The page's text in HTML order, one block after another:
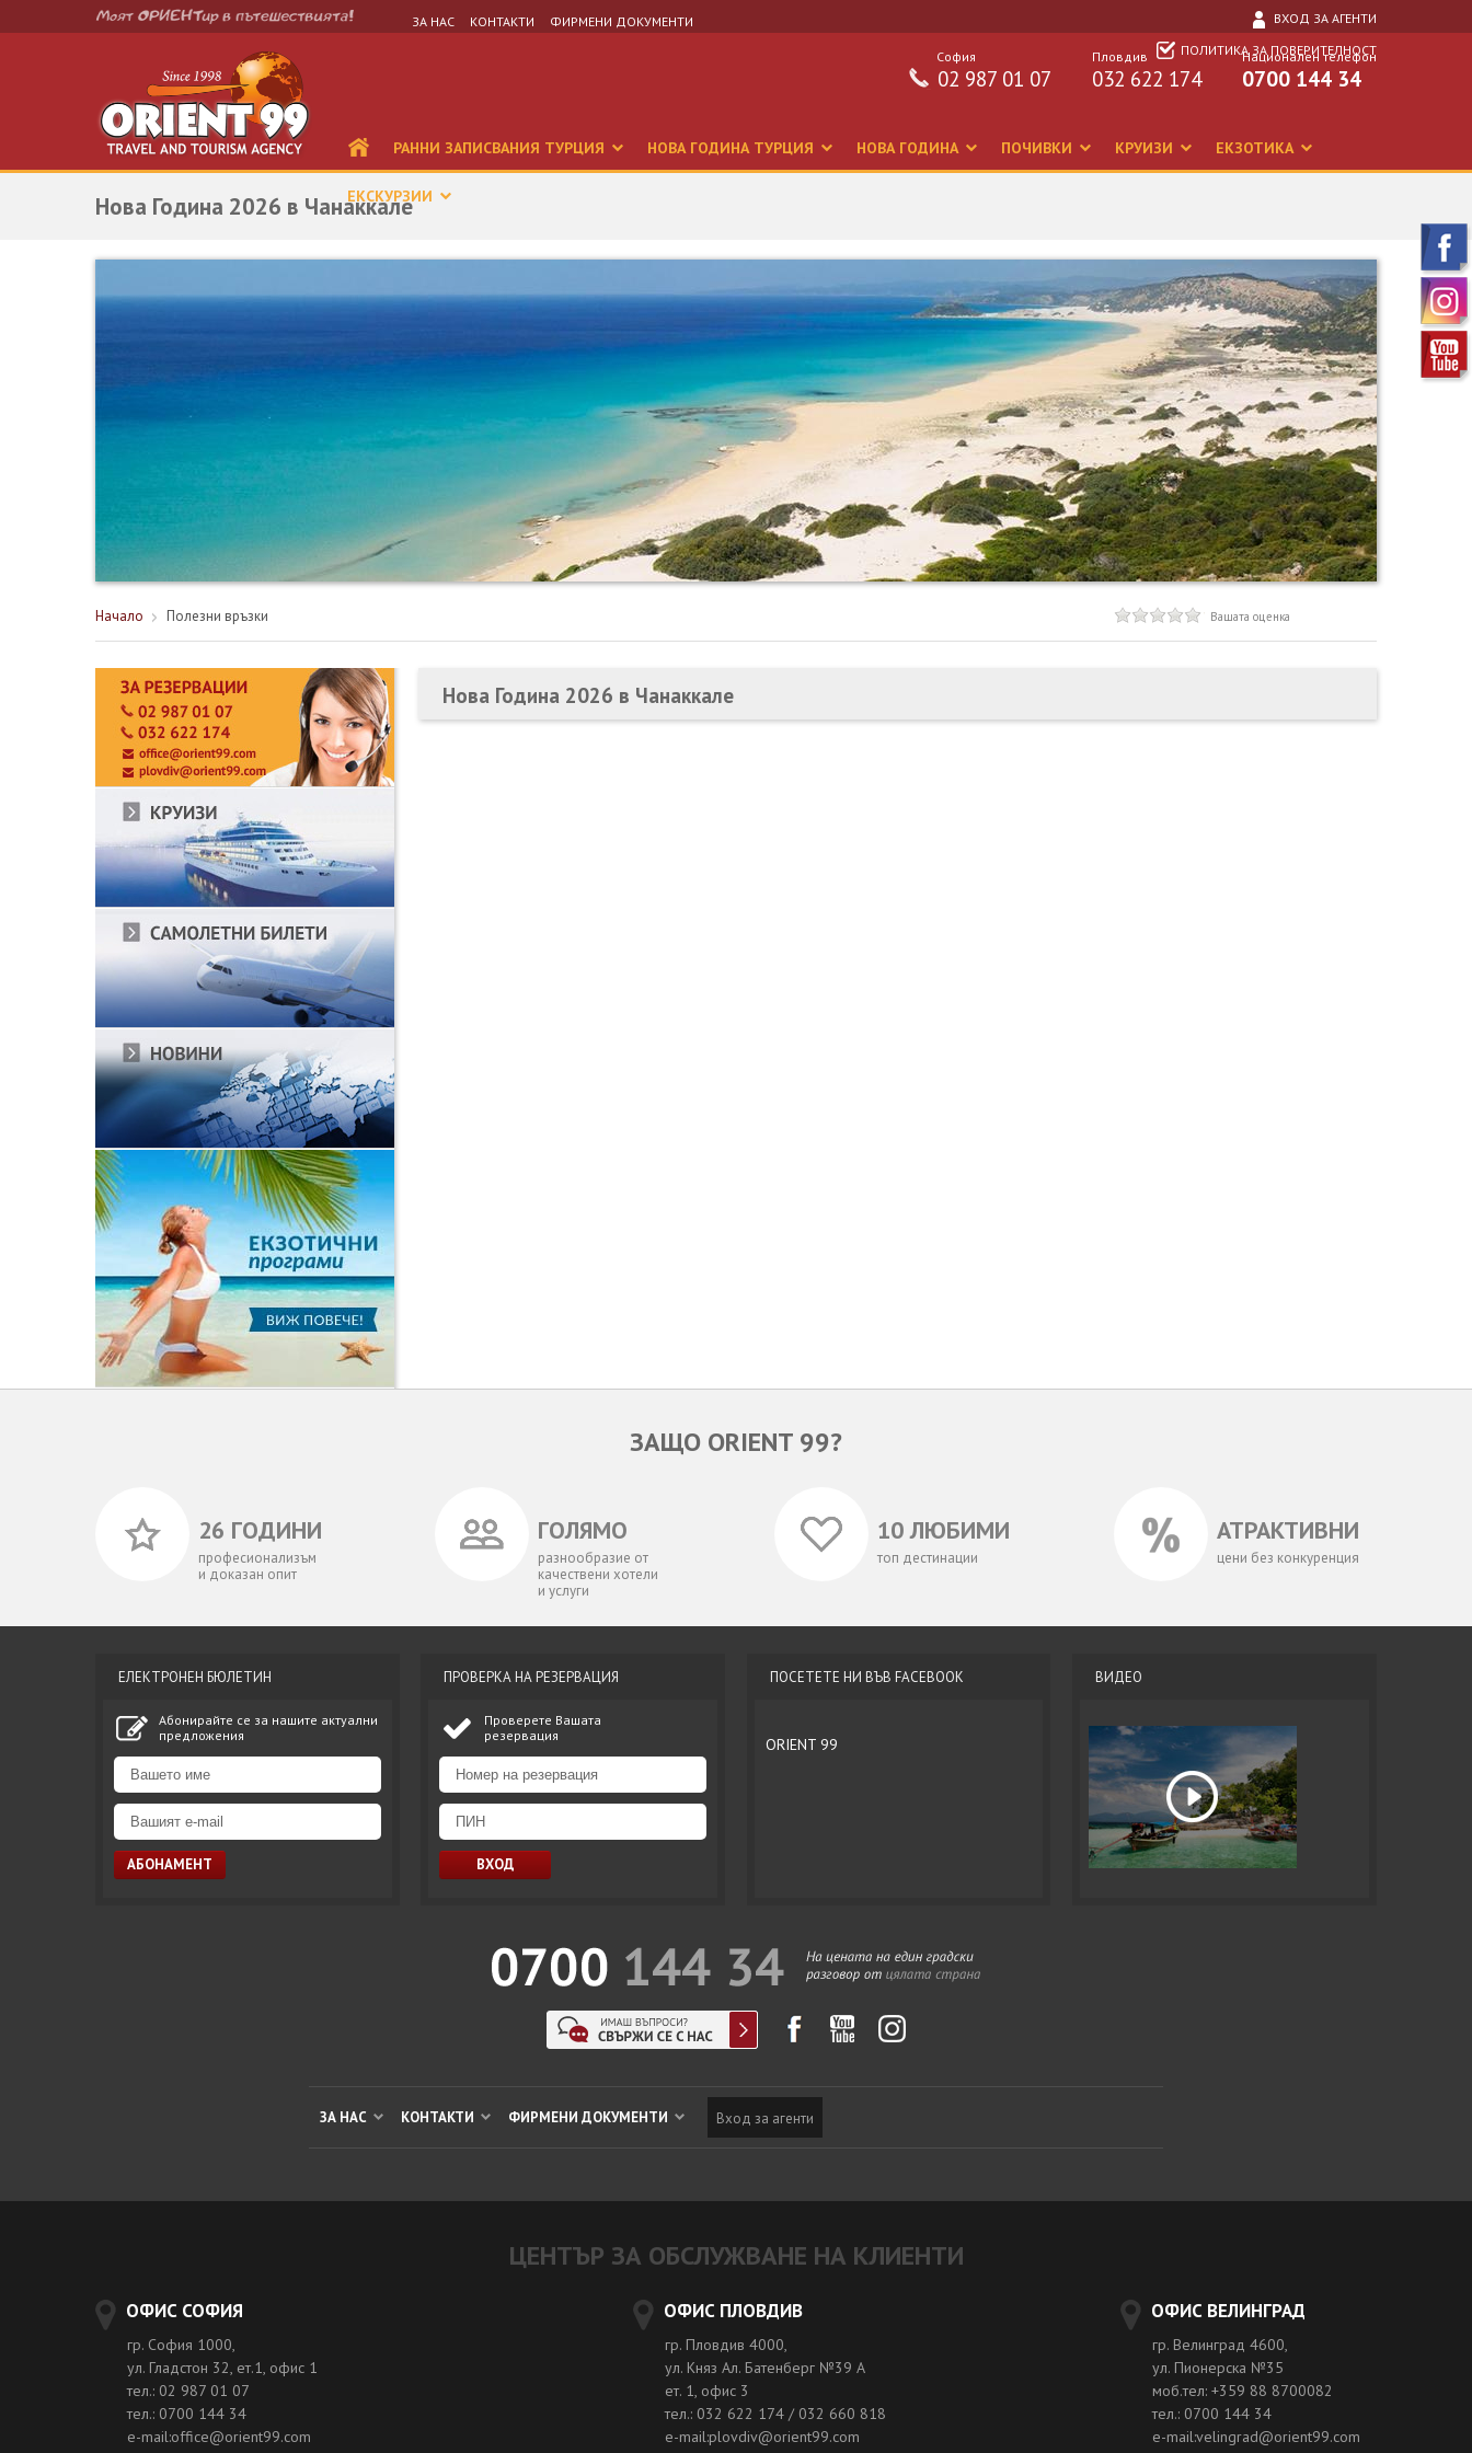
ЗА НАС КОНТАКТИ ФИРМЕНИ ДОКУМЕНТИ
ВХОД ЗА АГЕНТИ
ПОЛИТИКА ЗА ПОВЕРИТЕЛНОСТ
Национален телефон
0700 144 34
Пловдив
032 622 174
София
02 987 01 07
РАННИ ЗАПИСВАНИЯ ТУРЦИЯ НОВА ГОДИНА ТУРЦИЯ НОВА ГОДИНА ПОЧИВКИ КРУИЗИ ЕКЗОТИКА
ЕКСКУРЗИИ
Нова Година 2026 в Чанаккале
Начало Полезни връзки Вашата оценка
Нова Година 2026 в Чанаккале
ЗАЩО ORIENT 99?
26 ГОДИНИ
професионализъм
и доказан опит
ГОЛЯМО
разнообразие от
качествени хотели
и услуги
10 ЛЮБИМИ
топ дестинации
АТРАКТИВНИ
цени без конкуренция
ЕЛЕКТРОНЕН БЮЛЕТИН
Абонирайте се за нашите актуални
предложения
ПРОВЕРКА НА РЕЗЕРВАЦИЯ
Проверете Вашата
резервация
ПОСЕТЕТЕ НИ ВЪВ FACEBOOK
ORIENT 99
ВИДЕО
ЗА НАС КОНТАКТИ ФИРМЕНИ ДОКУМЕНТИ Вход за агенти
ЦЕНТЪР ЗА ОБСЛУЖВАНЕ НА КЛИЕНТИ
ОФИС СОФИЯ
гр. София 1000,
ул. Гладстон 32, ет.1, офис 1
тел.: 02 987 01 07
тел.: 0700 144 34
e-mail:office@orient99.com
ОФИС ПЛОВДИВ
гр. Пловдив 4000,
ул. Княз Ал. Батенберг №39 A
ет. 1, офис 3
тел.: 032 622 174 / 032 660 818
e-mail:plovdiv@orient99.com
ОФИС ВЕЛИНГРАД
гр. Велинград 4600,
ул. Пионерска №35
моб.тел: +359 88 8700082
тел.: 0700 144 34
e-mail:velingrad@orient99.com